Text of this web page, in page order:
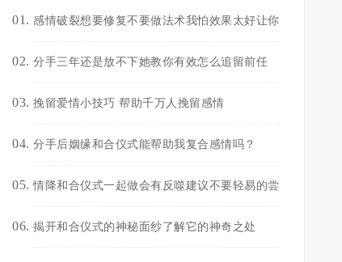
感情破裂想要修复不要做法术我怕效果太好让你
分手三年还是放不下她教你有效怎么追留前任
挽留爱情小技巧 帮助千万人挽留感情
分手后姻缘和合仪式能帮助我复合感情吗？
情降和合仪式一起做会有反噬建议不要轻易的尝
揭开和合仪式的神秘面纱了解它的神奇之处